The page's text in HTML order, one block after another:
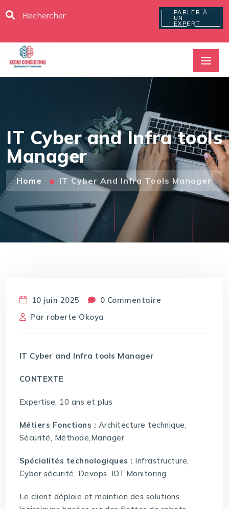
PARLER À
UN
EXPERT
IT Cyber and Infra tools
Manager
Home IT Cyber And Infra Tools Manager
10 juin 2025
0 Commentaire
Par roberte Okoya
IT Cyber and Infra tools Manager
CONTEXTE
Expertise, 10 ans et plus
Métiers Fonctions : Architecture technique,
Sécurité, Méthode,Manager
Spécialités technologiques : Infrastructure,
Cyber sécurité, Devops, IOT,Monitoring
Le client déploie et maintien des solutions